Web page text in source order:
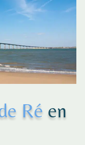
Ré en